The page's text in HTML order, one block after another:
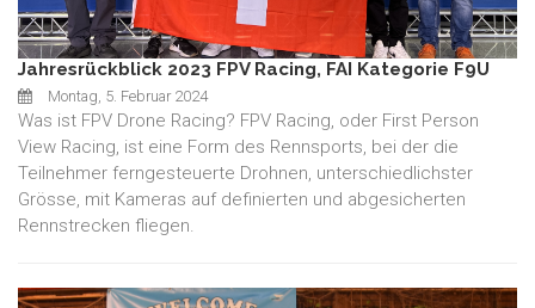
Jahresrückblick 2023 FPV Racing, FAI Kategorie F9U
Montag, 5. Februar 2024
Was ist FPV Drone Racing? FPV Racing, oder First Person
View Racing, ist eine Form des Rennsports, bei der die
Teilnehmer ferngesteuerte Drohnen, unterschiedlichster
Grösse, mit Kameras auf definierten und abgesicherten
Rennstrecken fliegen.